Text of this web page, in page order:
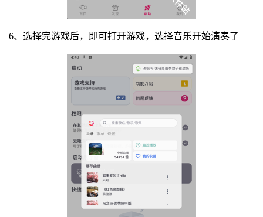
6、选择完游戏后，即可打开游戏，选择音乐开始演奏了